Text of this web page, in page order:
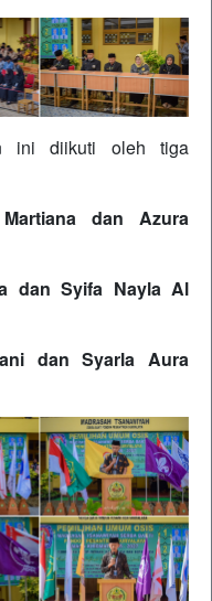
ini diikuti oleh tiga
dan Azura
dan Syifa Nayla Al
dan Syarla Aura